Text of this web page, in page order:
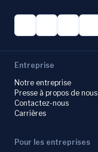
Entreprise
Notre entreprise
Presse à propos de nous
Contactez-nous
Carrières
Pour les entreprises